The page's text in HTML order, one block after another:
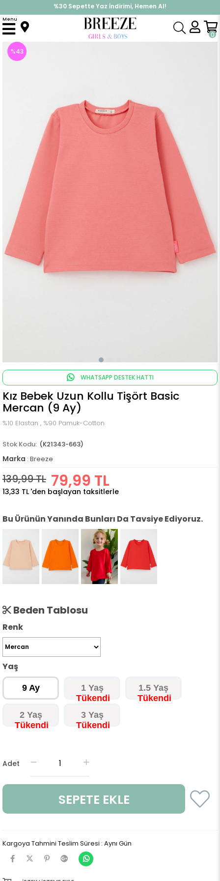
%30 Sepette Yaz İndirimi, Hemen Al!
İndirimlere ek %10 İndirimi Kap, Hemen Üye Ol!
0
Menu
Anasayfa Üst Giyim Uzun Kollu Tişört Kız Bebek Uzun Kollu Tişört Basic Mercan (9 Ay)
%43
WHATSAPP DESTEK HATTI
Kız Bebek Uzun Kollu Tişört Basic
Mercan (9 Ay)
%10 Elastan , %90 Pamuk-Cotton
(K21343-663)
Marka : Breeze
139,99 TL 79,99 TL
13,33 TL 'den başlayan taksitlerle
Bu Ürünün Yanında Bunları Da Tavsiye Ediyoruz.
Beden Tablosu
Renk
Yaş
9 Ay 1 Yaş 1.5 Yaş
2 Yaş 3 Yaş
Adet
Kargoya Tahmini Teslim Süresi : Aynı Gün